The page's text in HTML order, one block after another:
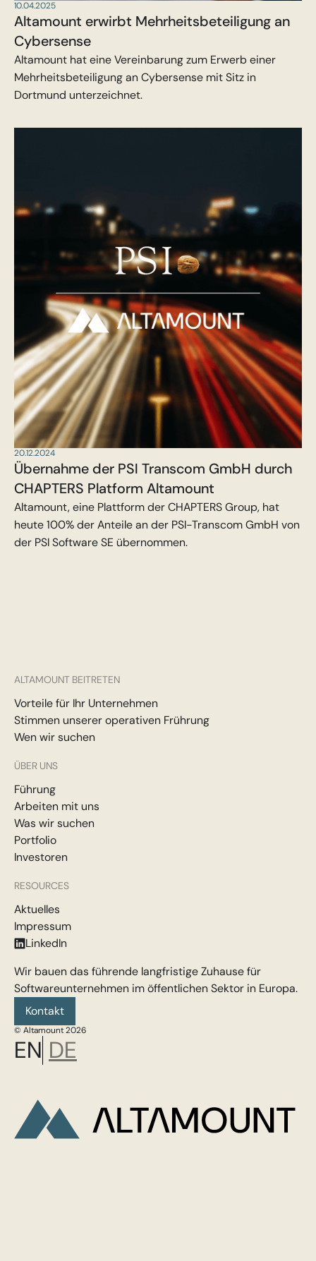
10.04.2025
Altamount erwirbt Mehrheitsbeteiligung an
Cybersense
Altamount hat eine Vereinbarung zum Erwerb einer
Mehrheitsbeteiligung an Cybersense mit Sitz in
Dortmund unterzeichnet.
20.12.2024
Übernahme der PSI Transcom GmbH durch
CHAPTERS Platform Altamount
Altamount, eine Plattform der CHAPTERS Group, hat
heute 100% der Anteile an der PSI-Transcom GmbH von
der PSI Software SE übernommen.
ALTAMOUNT BEITRETEN
Vorteile für Ihr Unternehmen
Stimmen unserer operativen Frührung
Wen wir suchen
ÜBER UNS
Führung
Arbeiten mit uns
Was wir suchen
Portfolio
Investoren
RESOURCES
Aktuelles
Impressum
LinkedIn
Wir bauen das führende langfristige Zuhause für
Softwareunternehmen im öffentlichen Sektor in Europa.
Kontakt
© Altamount 2026
EN DE